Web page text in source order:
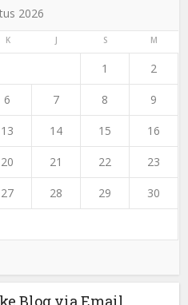
2026
K J S M
1 2
6 7 8 9
13 14 15 16
20 21 22 23
27 28 29 30
Blog via Email